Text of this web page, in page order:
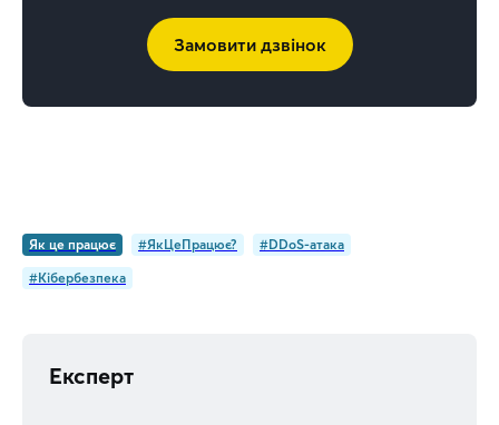
Замовити дзвінок
Як це працює #ЯкЦеПрацює?
#DDoS-атака
#Кібербезпека
Експерт